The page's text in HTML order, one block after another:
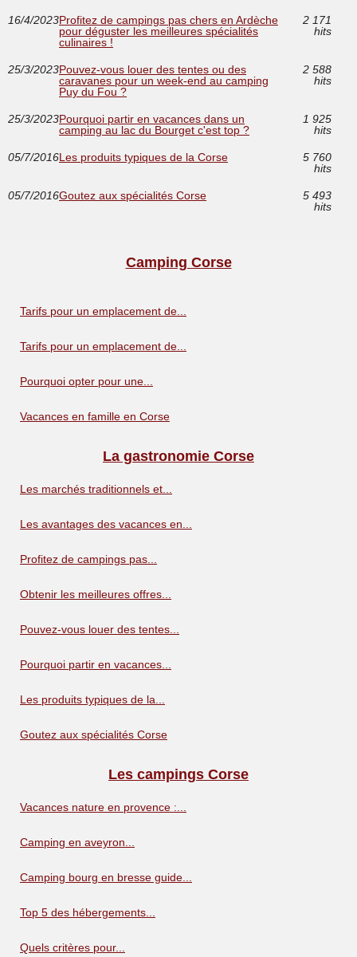
16/4/2023Profitez de campings pas chers en Ardèche
pour déguster les meilleures spécialités
culinaires !
2 171
hits
25/3/2023Pouvez-vous louer des tentes ou des
caravanes pour un week-end au camping
Puy du Fou ?
2 588
hits
25/3/2023Pourquoi partir en vacances dans un
camping au lac du Bourget c'est top ?
1 925
hits
05/7/2016Les produits typiques de la Corse
5 760
hits
05/7/2016Goutez aux spécialités Corse
5 493
hits
Camping Corse
Tarifs pour un emplacement de...
Tarifs pour un emplacement de...
Pourquoi opter pour une...
Vacances en famille en Corse
La gastronomie Corse
Les marchés traditionnels et...
Les avantages des vacances en...
Profitez de campings pas...
Obtenir les meilleures offres...
Pouvez-vous louer des tentes...
Pourquoi partir en vacances...
Les produits typiques de la...
Goutez aux spécialités Corse
Les campings Corse
Vacances nature en provence :...
Camping en aveyron...
Camping bourg en bresse guide...
Top 5 des hébergements...
Quels critères pour...